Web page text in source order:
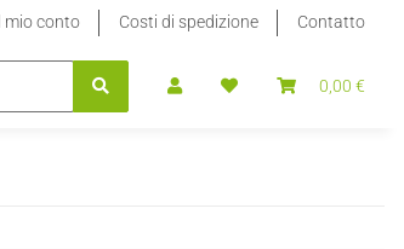
mio conto Costi di spedizione Contatto
0,00 €
STEVIA DOLCIFICANTE LIQUIDO 100%